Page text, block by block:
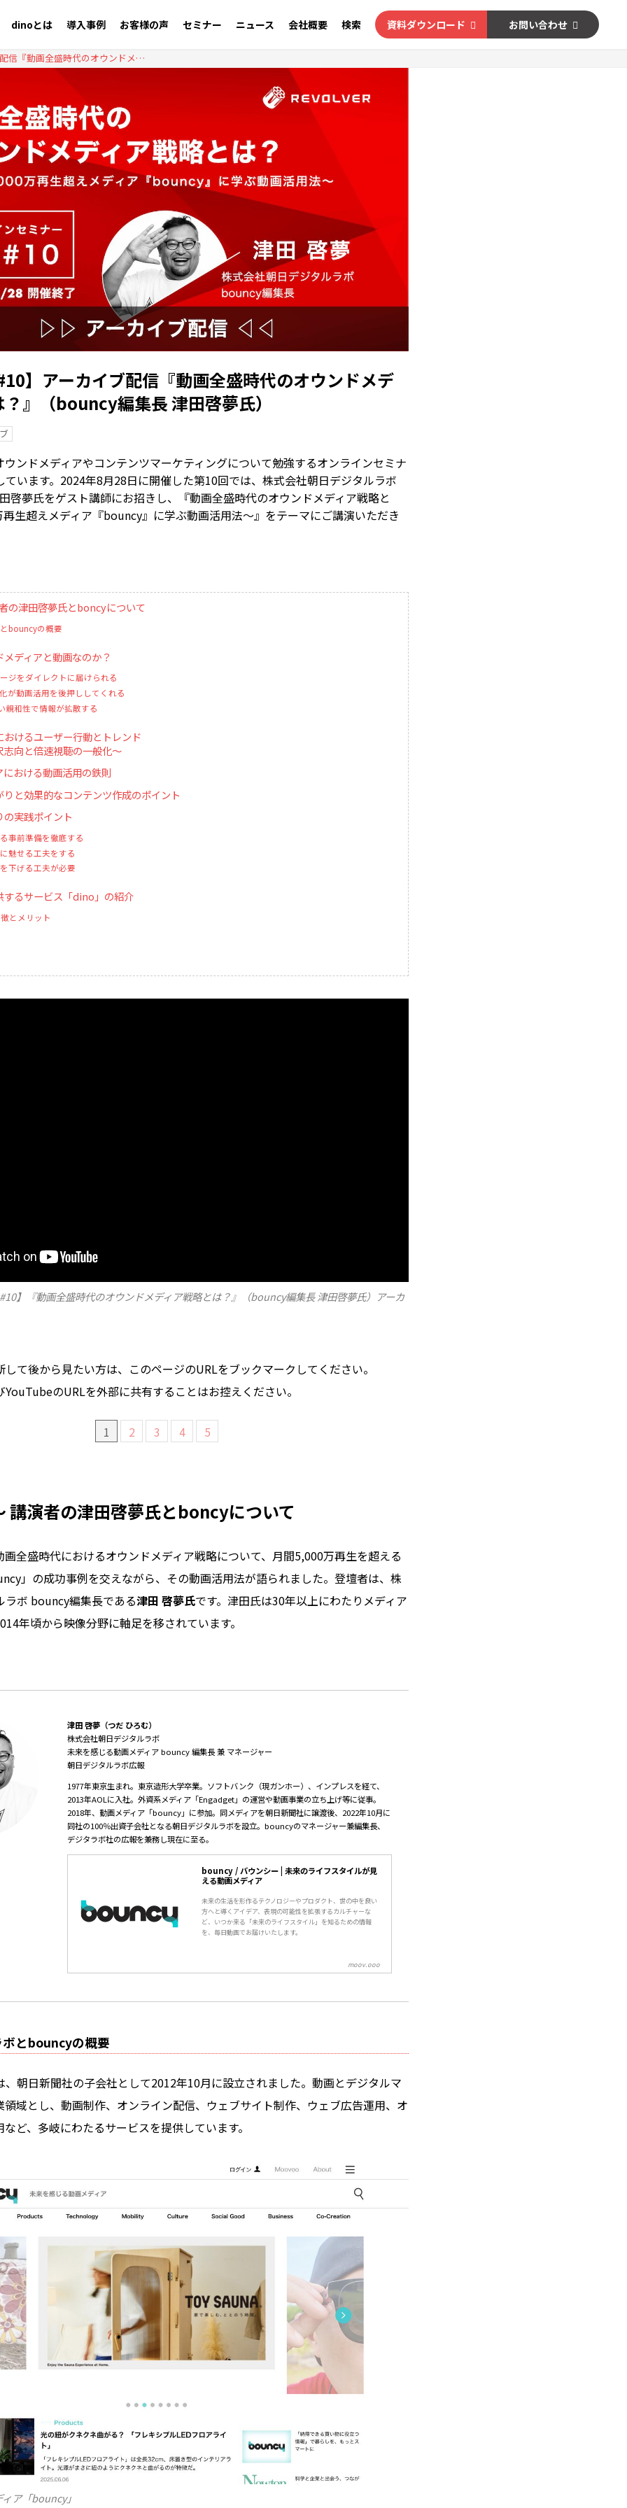
dinoとは 導入事例 お客様の声 セミナー ニュース 会社概要 検索 資料ダウンロード お問い合わせ
【Seminar #10】アーカイブ配信『動画全盛時代のオウンドメディア戦略とは？』（bouncy編集長 津田啓夢氏）
】アーカイブ配信『動画全盛時代のオウンドメデ
』（bouncy編集長 津田啓夢氏）
ンドメディアやコンテンツマーケティングについて勉強するオンラインセミナ
ています。2024年8月28日に開催した第10回では、株式会社朝日デジタルラボ
啓夢氏をゲスト講師にお招きし、『動画全盛時代のオウンドメディア戦略と
生超えメディア『bouncy』に学ぶ動画活用法〜』をテーマにご講演いただき
の津田啓夢氏とboncyについて
bouncyの概要
ディアと動画なのか？
ジをダイレクトに届けられる
が動画活用を後押ししてくれる
親和性で情報が拡散する
けるユーザー行動とトレンド
向と倍速視聴の一般化〜
おける動画活用の鉄則
と効果的なコンテンツ作成のポイント
実践ポイント
事前準備を徹底する
魅せる工夫をする
下げる工夫が必要
するサービス「dino」の紹介
とメリット
】『動画全盛時代のオウンドメディア戦略とは？』（bouncy編集長 津田啓夢氏）アーカ
て後から見たい方は、このページのURLをブックマークしてください。
のURLを外部に共有することはお控えください。
1 2 3 4 5
講演者の津田啓夢氏とboncyについて
全盛時代におけるオウンドメディア戦略について、月間5,000万再生を超える
」の成功事例を交えながら、その動画活用法が語られました。登壇者は、株
ラボ bouncy編集長である津田 啓夢氏です。津田氏は30年以上にわたりメディア
年頃から映像分野に軸足を移されています。
津田 啓夢（つだ ひろむ）
株式会社朝日デジタルラボ
未来を感じる動画メディア bouncy 編集長 兼 マネージャー
朝日デジタルラボ広報
1977年東京生まれ。東京造形大学卒業。ソフトバンク（現ガンホー）、インプレスを経て、
2013年AOLに入社。外資系メディア「Engadget」の運営や動画事業の立ち上げ等に従事。
2018年、動画メディア「bouncy」に参加。同メディアを朝日新聞社に譲渡後、2022年10月に
同社の100％出資子会社となる朝日デジタルラボを設立。bouncyのマネージャー兼編集長、
デジタラボ社の広報を兼務し現在に至る。
bouncy / バウンシー | 未来のライフスタイルが見
える動画メディア
未来の生活を形作るテクノロジーやプロダクト、世の中を良い
方へと導くアイデア、表現の可能性を拡張するカルチャーな
ど、いつか来る「未来のライフスタイル」を知るための情報
を、毎日動画でお届けいたします。
moov.ooo
とbouncyの概要
、朝日新聞社の子会社として2012年10月に設立されました。動画とデジタルマ
領域とし、動画制作、オンライン配信、ウェブサイト制作、ウェブ広告運用、オ
ど、多岐にわたるサービスを提供しています。
ア「bouncy」